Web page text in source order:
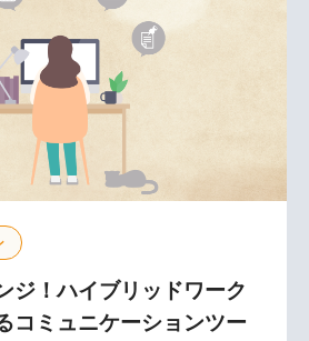
感染症対策(7)
業務改善(28)
バックアップ(4)
働き方改革(26)
iPhone(1) Android(1)
ここる(9)
ジ！ハイブリッドワーク
コミュニケーションツー